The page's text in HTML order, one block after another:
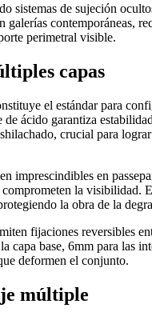
sistemas de sujeción
contemporáneas,
perimetral visible.
capas
el estándar para
ácido garantiza
crucial para
imprescindibles en
la visibilidad.
la obra de la
fijaciones reversibles
capa base, 6mm para las
deformen el conjunto.
múltiple